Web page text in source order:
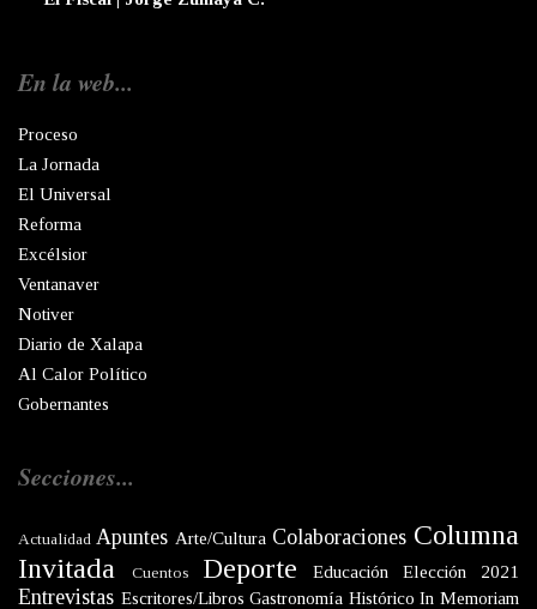
En la web...
Proceso
La Jornada
El Universal
Reforma
Excélsior
Ventanaver
Notiver
Diario de Xalapa
Al Calor Político
Gobernantes
Secciones...
Actualidad Apuntes Arte/Cultura Colaboraciones Columna
Invitada
Cuentos Deporte Educación Elección 2021
Entrevistas Escritores/Libros Gastronomía Histórico In Memoriam